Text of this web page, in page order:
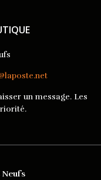
un message. Les
Neufs